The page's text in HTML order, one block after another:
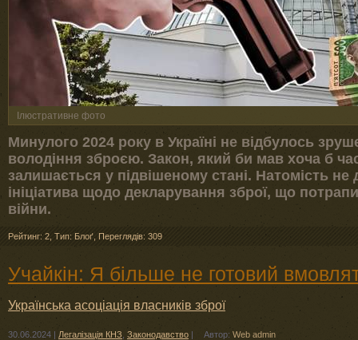
Ілюстративне фото
Минулого 2024 року в Україні не відбулось
володіння зброєю. Закон, який би мав хоча б
залишається у підвішеному стані. Натомість
ініціатива щодо декларування зброї, що
війни.
Рейтинг: 2 Тип: Блоґ Переглядів: 309
Учайкін: Я більше не готовий
Українська асоціація власників зброї
30.06.2024 | Легалізація КНЗ Законодавство | Автор: Web admin